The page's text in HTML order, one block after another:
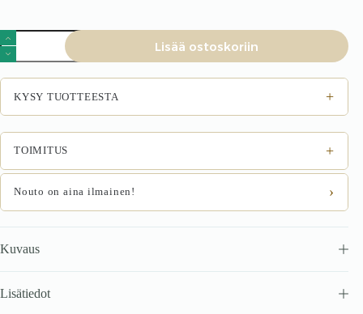
Jatkettava
ruokapöytä
VERTI,
valkoinen
marmor.
määrä
Lisää ostoskoriin
KYSY TUOTTEESTA +
TOIMITUS +
Nouto on aina ilmainen! ›
Kuvaus
Lisätiedot